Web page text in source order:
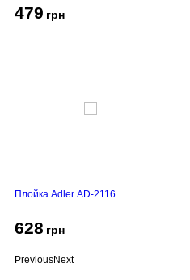
479 грн
Плойка Adler AD-2116
628 грн
PreviousNext